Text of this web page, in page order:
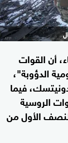
أن القوات
الدؤوبة"،
فيما
الروسية
بلدة خلال النصف الأول من